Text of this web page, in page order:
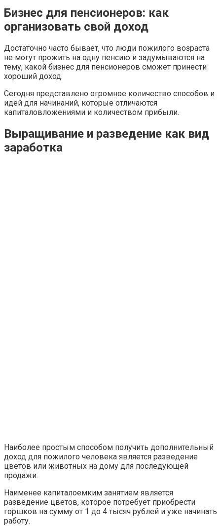
Бизнес для пенсионеров: как
организовать свой доход
Достаточно часто бывает, что люди пожилого возраста
не могут прожить на одну пенсию и задумываются на
тему, какой бизнес для пенсионеров сможет принести
хороший доход.
Сегодня представлено огромное количество способов и
идей для начинаний, которые отличаются
капиталовложениями и количеством прибыли.
Выращивание и разведение как вид
заработка
Наиболее простым способом получить дополнительный
доход для пожилого человека является разведение
цветов или животных на дому для последующей
продажи.
Наименее капиталоемким занятием является
разведение цветов, которое потребует приобрести
горшков на сумму от 1 до 4 тысяч рублей и уже начинать
работу.